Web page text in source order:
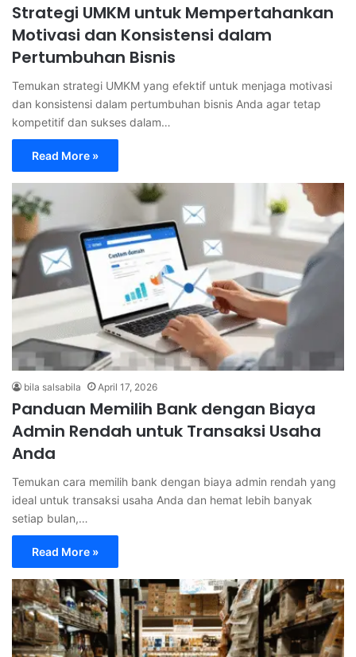
Strategi UMKM untuk Mempertahankan
Motivasi dan Konsistensi dalam
Pertumbuhan Bisnis
Temukan strategi UMKM yang efektif untuk menjaga motivasi
dan konsistensi dalam pertumbuhan bisnis Anda agar tetap
kompetitif dan sukses dalam…
Read More »
bila salsabila April 17, 2026
Panduan Memilih Bank dengan Biaya
Admin Rendah untuk Transaksi Usaha
Anda
Temukan cara memilih bank dengan biaya admin rendah yang
ideal untuk transaksi usaha Anda dan hemat lebih banyak
setiap bulan,…
Read More »